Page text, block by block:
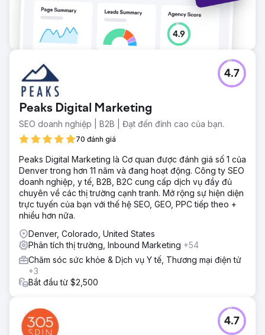
Peaks Digital Marketing
SEO doanh nghiệp | B2B | Đạt đến đỉnh cao của bạn.
70 đánh giá
4.7
Peaks Digital Marketing là Cơ quan được đánh giá số 1 của
Denver trong hơn 11 năm và đang hoạt động. Công ty SEO
doanh nghiệp, y tế, B2B, B2C cung cấp dịch vụ đầy đủ
chuyên về các thị trường cạnh tranh. Mở rộng sự hiện diện
trực tuyến của bạn với thế hệ SEO, GEO, PPC tiếp theo +
nhiều hơn nữa.
Denver, Colorado, United States
Phân tích thị trường, Inbound Marketing +54
Chăm sóc sức khỏe & Dịch vụ Y tế, Thương mại điện tử
+3
Bắt đầu từ $2,500
4.7